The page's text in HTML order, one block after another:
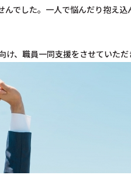
でした。一人で悩んだり抱え
、職員一同支援をさせていただ